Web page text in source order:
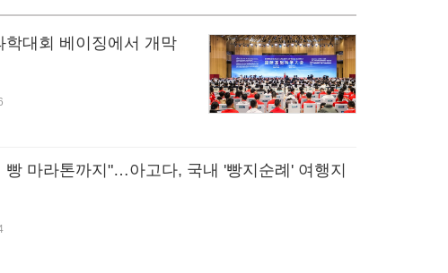
학대회 베이징에서 개막
빵 마라톤까지"…아고다, 국내 '빵지순례' 여행지